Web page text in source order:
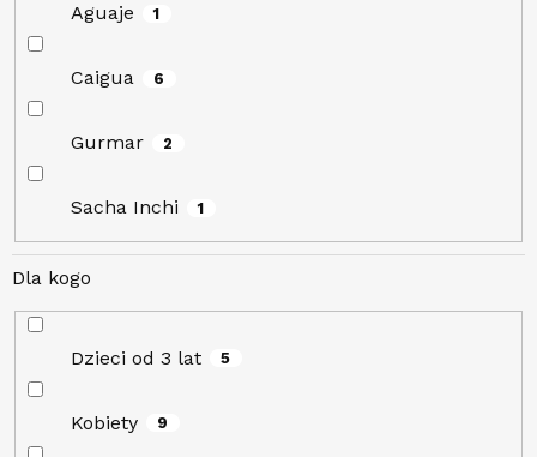
Aguaje 1
Caigua 6
Gurmar 2
Sacha Inchi 1
Dla kogo
Dzieci od 3 lat 5
Kobiety 9